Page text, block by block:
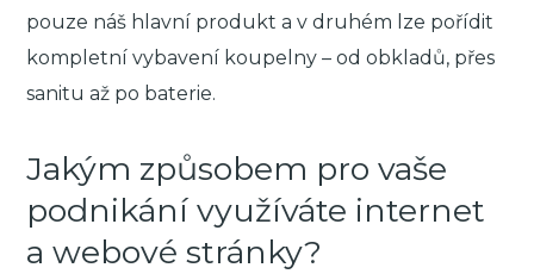
pouze náš hlavní produkt a v druhém lze pořídit
kompletní vybavení koupelny – od obkladů, přes
sanitu až po baterie.
Jakým způsobem pro vaše
podnikání využíváte internet
a webové stránky?